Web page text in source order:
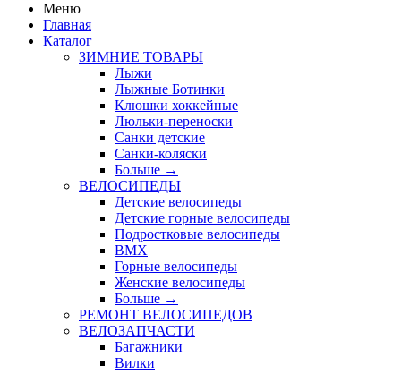
Меню
Главная
Каталог
ЗИМНИЕ ТОВАРЫ
Лыжи
Лыжные Ботинки
Клюшки хоккейные
Люльки-переноски
Санки детские
Санки-коляски
Больше →
ВЕЛОСИПЕДЫ
Детские велосипеды
Детские горные велосипеды
Подростковые велосипеды
BMX
Горные велосипеды
Женские велосипеды
Больше →
РЕМОНТ ВЕЛОСИПЕДОВ
ВЕЛОЗАПЧАСТИ
Багажники
Вилки